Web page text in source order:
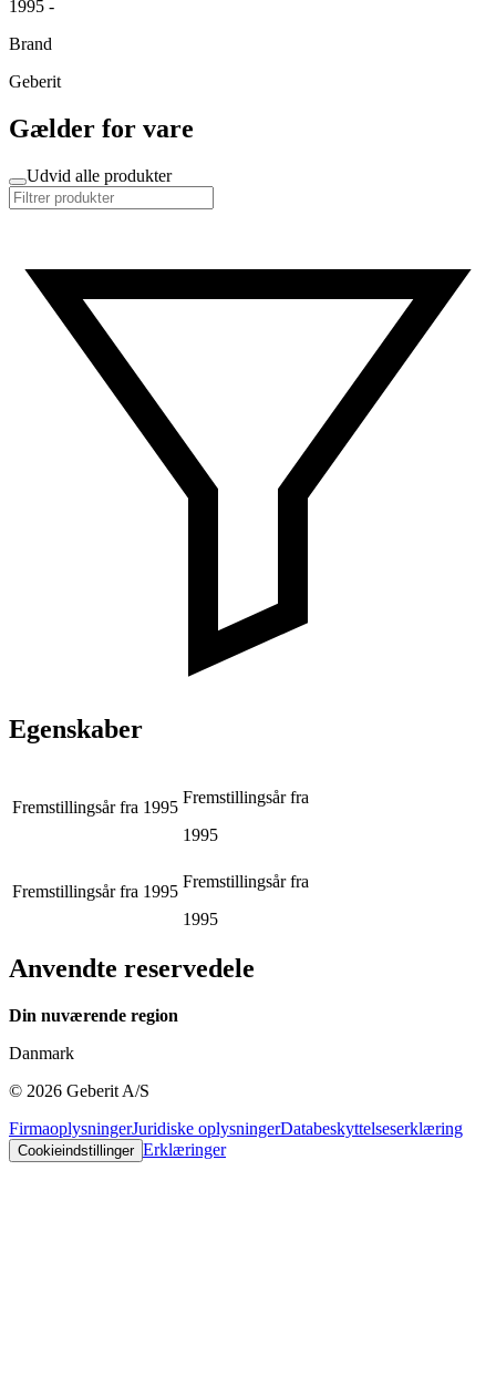
1995 -
Brand
Geberit
Gælder for vare
Udvid alle produkter
Egenskaber
Fremstillingsår fra 1995
Fremstillingsår fra
1995
Fremstillingsår fra 1995
Fremstillingsår fra
1995
Anvendte reservedele
Din nuværende region
Danmark
© 2026 Geberit A/S
FirmaoplysningerJuridiske oplysningerDatabeskyttelseserklæring
Cookieindstillinger Erklæringer